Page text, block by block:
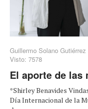
Guillermo Solano Gutiérrez
Visto: 7578
El aporte de las
*Shirley Benavides
Día Internacional de la